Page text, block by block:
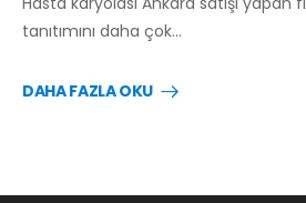
tanıtımını daha çok…
DAHA FAZLA OKU